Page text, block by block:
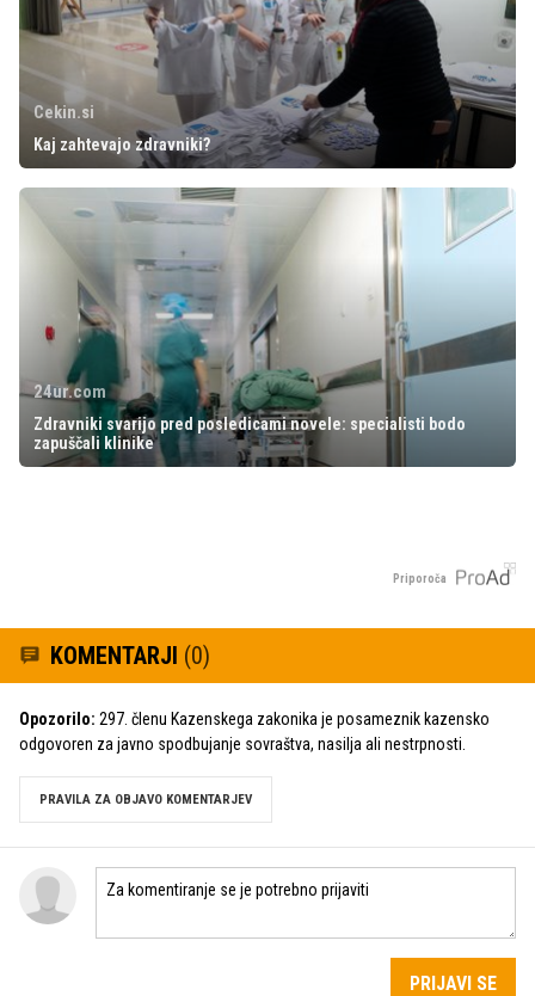
Cekin.si
Kaj zahtevajo zdravniki?
24ur.com
Zdravniki svarijo pred posledicami novele: specialisti bodo
zapuščali klinike
Priporoča
KOMENTARJI (0)
Opozorilo: 297. členu Kazenskega zakonika je posameznik kazensko
odgovoren za javno spodbujanje sovraštva, nasilja ali nestrpnosti.
PRAVILA ZA OBJAVO KOMENTARJEV
PRIJAVI SE